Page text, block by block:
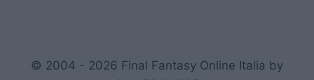
© 2004 - 2026 Final Fantasy Online Italia by